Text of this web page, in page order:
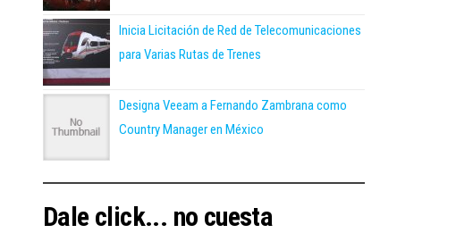
Inicia Licitación de Red de Telecomunicaciones
para Varias Rutas de Trenes
Designa Veeam a Fernando Zambrana como
Country Manager en México
Dale click... no cuesta